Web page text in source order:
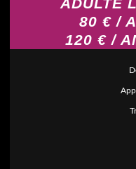
80 € /
120 € /